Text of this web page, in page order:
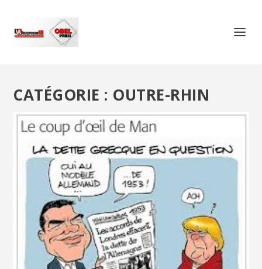
CATÉGORIE : OUTRE-RHIN